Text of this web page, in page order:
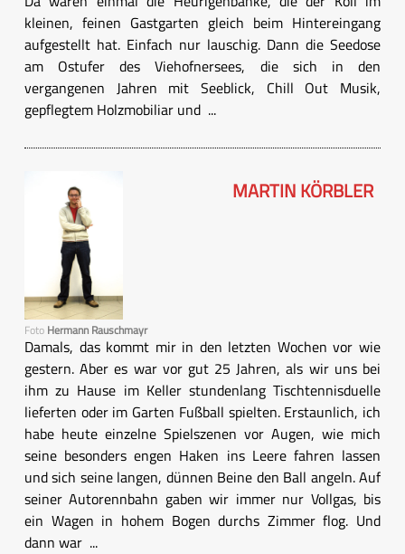
kleinen, feinen Gastgarten gleich beim Hintereingang
aufgestellt hat. Einfach nur lauschig. Dann die Seedose
am Ostufer des Viehofnersees, die sich in den
vergangenen Jahren mit Seeblick, Chill Out Musik,
gepflegtem Holzmobiliar und ...
Foto Hermann Rauschmayr
MARTIN KÖRBLER
Damals, das kommt mir in den letzten Wochen vor wie
gestern. Aber es war vor gut 25 Jahren, als wir uns bei
ihm zu Hause im Keller stundenlang Tischtennisduelle
lieferten oder im Garten Fußball spielten. Erstaunlich, ich
habe heute einzelne Spielszenen vor Augen, wie mich
seine besonders engen Haken ins Leere fahren lassen
und sich seine langen, dünnen Beine den Ball angeln. Auf
seiner Autorennbahn gaben wir immer nur Vollgas, bis
ein Wagen in hohem Bogen durchs Zimmer flog. Und
dann war ...